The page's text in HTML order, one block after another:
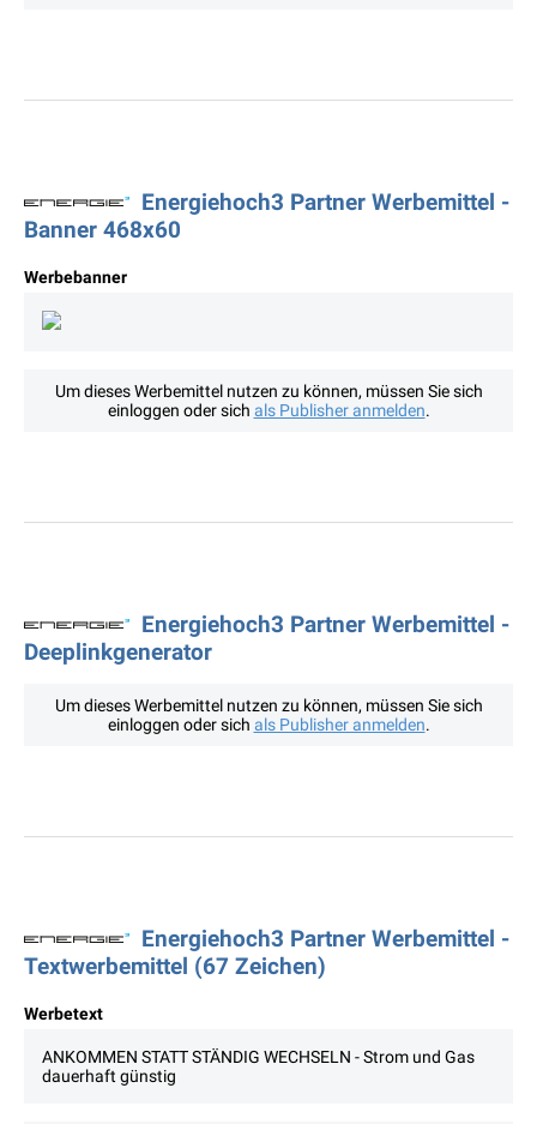
Energiehoch3 Partner Werbemittel -
Banner 468x60
Werbebanner
Um dieses Werbemittel nutzen zu können, müssen Sie sich
einloggen oder sich als Publisher anmelden.
Energiehoch3 Partner Werbemittel -
Deeplinkgenerator
Um dieses Werbemittel nutzen zu können, müssen Sie sich
einloggen oder sich als Publisher anmelden.
Energiehoch3 Partner Werbemittel -
Textwerbemittel (67 Zeichen)
Werbetext
ANKOMMEN STATT STÄNDIG WECHSELN - Strom und Gas
dauerhaft günstig